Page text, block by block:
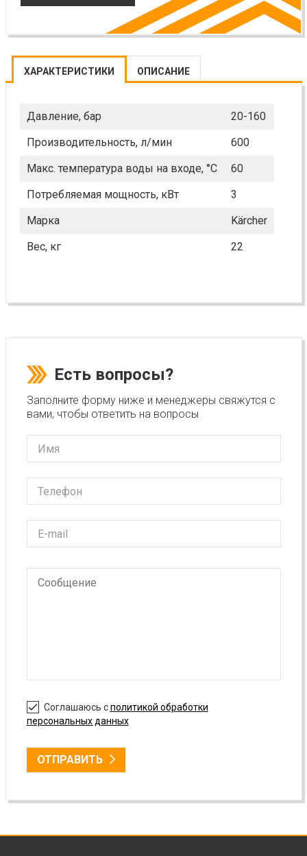
ХАРАКТЕРИСТИКИ ОПИСАНИЕ
Давление, бар
20-160
Производительность, л/мин
600
Макс. температура воды на входе, °C
60
Потребляемая мощность, кВт
3
Марка
Kärcher
Вес, кг
22
Есть вопросы?
Заполните форму ниже и менеджеры свяжутся с
вами, чтобы ответить на вопросы
Соглашаюсь сполитикой обработки
персональных данных
ОТПРАВИТЬ